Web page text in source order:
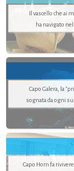
Il vascello che ai
ha navigato
Capo Galera, la
sognata da ogni
Capo Horn fa